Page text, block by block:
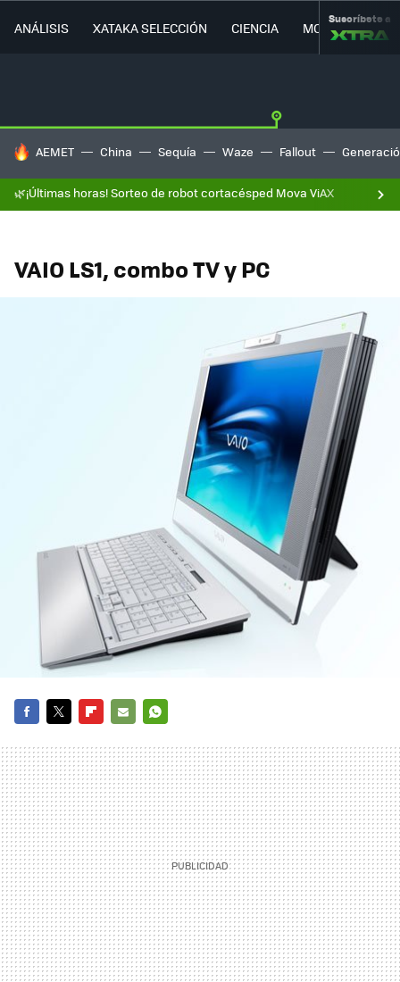
ANÁLISIS XATAKA SELECCIÓN CIENCIA MOVILIDAD
Suscríbete a
HOY SE HABLA DE
AEMET China Sequía Waze Fallout
🌿¡Últimas horas! Sorteo de robot cortacésped Mova ViAX
VAIO LS1, combo TV y PC
MAIL